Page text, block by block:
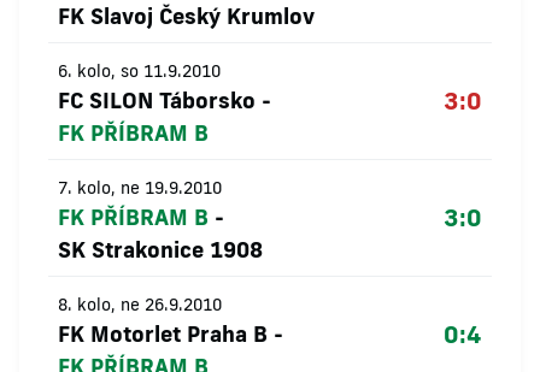
FK Slavoj Český Krumlov
6. kolo, so 11.9.2010
FC SILON Táborsko -
FK PŘÍBRAM B
3:0
7. kolo, ne 19.9.2010
FK PŘÍBRAM B -
SK Strakonice 1908
3:0
8. kolo, ne 26.9.2010
FK Motorlet Praha B -
FK PŘÍBRAM B
0:4